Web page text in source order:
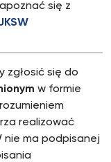
się z
zgłosić się do
w formie
realizować
nie ma podpisanej